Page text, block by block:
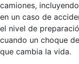
camiones,
en un caso de
el nivel de
cuando un choque
que cambia la vida.